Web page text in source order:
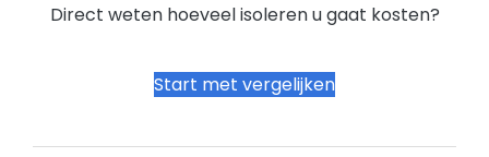
Direct weten hoeveel isoleren u gaat kosten?
Start met vergelijken